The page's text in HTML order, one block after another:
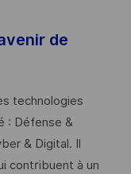
de
technologies
: Défense &
& Digital. Il
contribuent à un